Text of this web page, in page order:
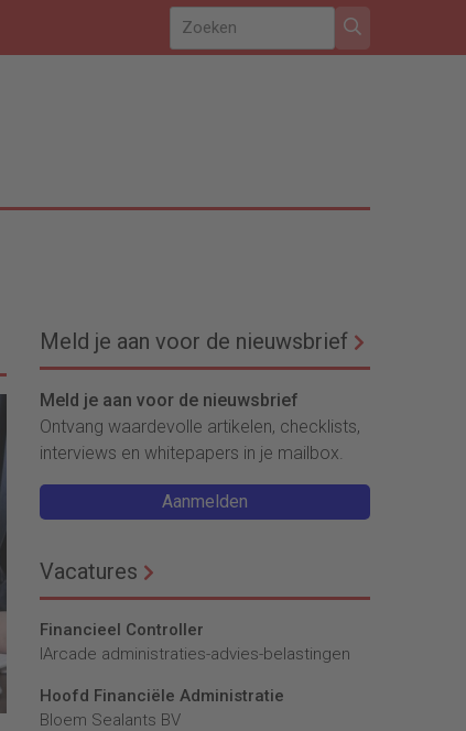
Meld je aan voor de nieuwsbrief
Meld je aan voor de nieuwsbrief
Ontvang waardevolle artikelen, checklists,
interviews en whitepapers in je mailbox.
Aanmelden
Vacatures
Financieel Controller
lArcade administraties-advies-belastingen
Hoofd Financiële Administratie
Bloem Sealants BV